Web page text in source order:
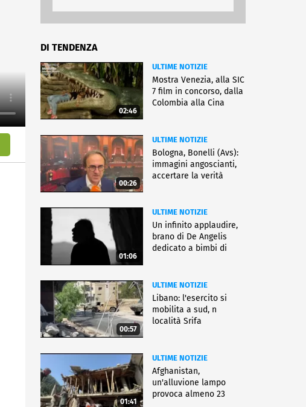
DI TENDENZA
02:46
ULTIME NOTIZIE
Mostra Venezia, alla SIC
7 film in concorso, dalla
Colombia alla Cina
00:26
ULTIME NOTIZIE
Bologna, Bonelli (Avs):
immagini angoscianti,
accertare la verità
01:06
ULTIME NOTIZIE
Un infinito applaudire,
brano di De Angelis
dedicato a bimbi di
00:57
ULTIME NOTIZIE
Libano: l'esercito si
mobilita a sud, n
località Srifa
01:41
ULTIME NOTIZIE
Afghanistan,
un'alluvione lampo
provoca almeno 23